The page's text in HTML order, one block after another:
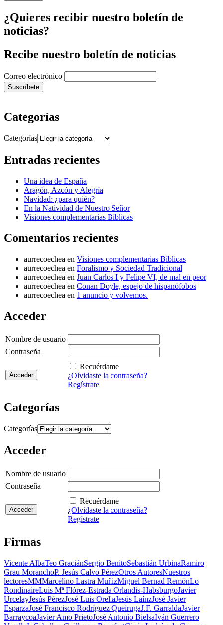
¿Quieres recibir nuestro boletín de
noticias?
Recibe nuestro boletín de noticias
Correo electrónico
Categorías
Categorías
Entradas recientes
Una idea de España
Aragón, Azcón y Alegría
Navidad: ¿para quién?
En la Natividad de Nuestro Señor
Visiones complementarias Bíblicas
Comentarios recientes
aurrecoechea en Visiones complementarias Bíblicas
aurrecoechea en Foralismo y Sociedad Tradicional
aurrecoechea en Juan Carlos I y Felipe VI, de mal en peor
aurrecoechea en Conan Doyle, espejo de hispanófobos
aurrecoechea en 1 anuncio y volvemos.
Acceder
Nombre de usuario
Contraseña
Recuérdame
¿Olvidaste la contraseña?
Regístrate
Categorías
Categorías
Acceder
Nombre de usuario
Contraseña
Recuérdame
¿Olvidaste la contraseña?
Regístrate
Firmas
Vicente AlbaTeo GraciánSergio BenitoSebastián UrbinaRamiro
Grau MoranchoP. Jesús Calvo PérezOtros AutoresNuestros
lectoresMMMarcelino Lastra MuñizMiguel Bernad RemónLo
RondinaireLuis Mª Flórez-Estrada Orlandis-HabsburgoJavier
UrcelayJesús PérezJosé Luis OrellaJesús LaínzJosé Javier
EsparzaJosé Francisco Rodríguez QueirugaJ.F. GarraldaJavier
BarraycoaJavier Amo PrietoJosé Antonio BielsaIván Guerrero